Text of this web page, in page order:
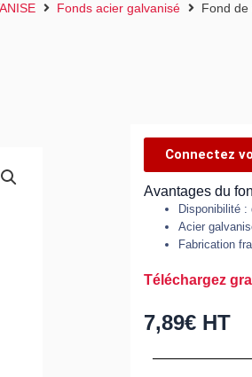
Fonds acier galvanisé Fond
Connectez
Avantages du
Disponibilité
Acier
Fabrication
Téléchargez
7,89€ HT